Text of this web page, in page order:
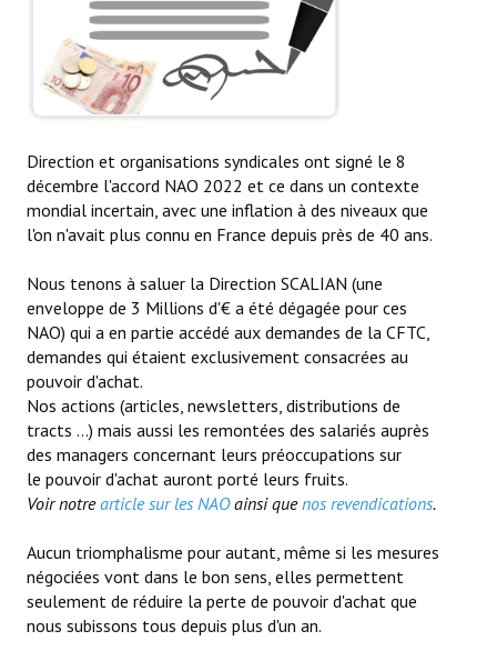
La CFTC Chez SCALIAN
> La Team en action
Formulaire de contact
AUTHENTIFICATION
- Via l'Intranet SCALIAN
- Via le site Internet du CSE SCALIAN
- Via la BAL SCALIAN
Tuto Authentification / Problème de connexion
Direction et organisations syndicales ont signé le 8
décembre l'accord NAO 2022 et ce dans un contexte
mondial incertain, avec une inflation à des niveaux que
l'on n'avait plus connu en France depuis près de 40 ans.
Nous tenons à saluer la Direction SCALIAN (une
enveloppe de 3 Millions d'€ a été dégagée pour ces
NAO) qui a en partie accédé aux demandes de la CFTC,
demandes qui étaient exclusivement consacrées au
pouvoir d'achat.
Nos actions (articles, newsletters, distributions de
tracts ...) mais aussi les remontées des salariés auprès
des managers concernant leurs préoccupations sur
le pouvoir d'achat auront porté leurs fruits.
Voir notrearticle sur les NAOainsi que nos revendications.
Aucun triomphalisme pour autant, même si les mesures
négociées vont dans le bon sens, elles permettent
seulement de réduire la perte de pouvoir d'achat que
nous subissons tous depuis plus d'un an.